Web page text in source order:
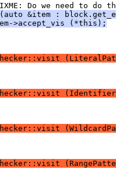
Do we need to do
&item :
>accept_vis (*this);